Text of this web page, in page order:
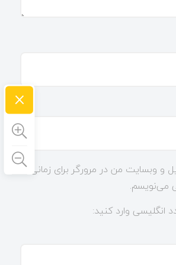
و وبسایت من در مرورگر برای زمانی
می‌نویسم.
انگلیسی وارد کنید:
×